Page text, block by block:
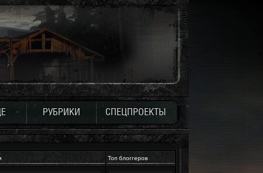
РУБРИКИ СПЕЦПРОЕКТЫ
Топ блоггеров